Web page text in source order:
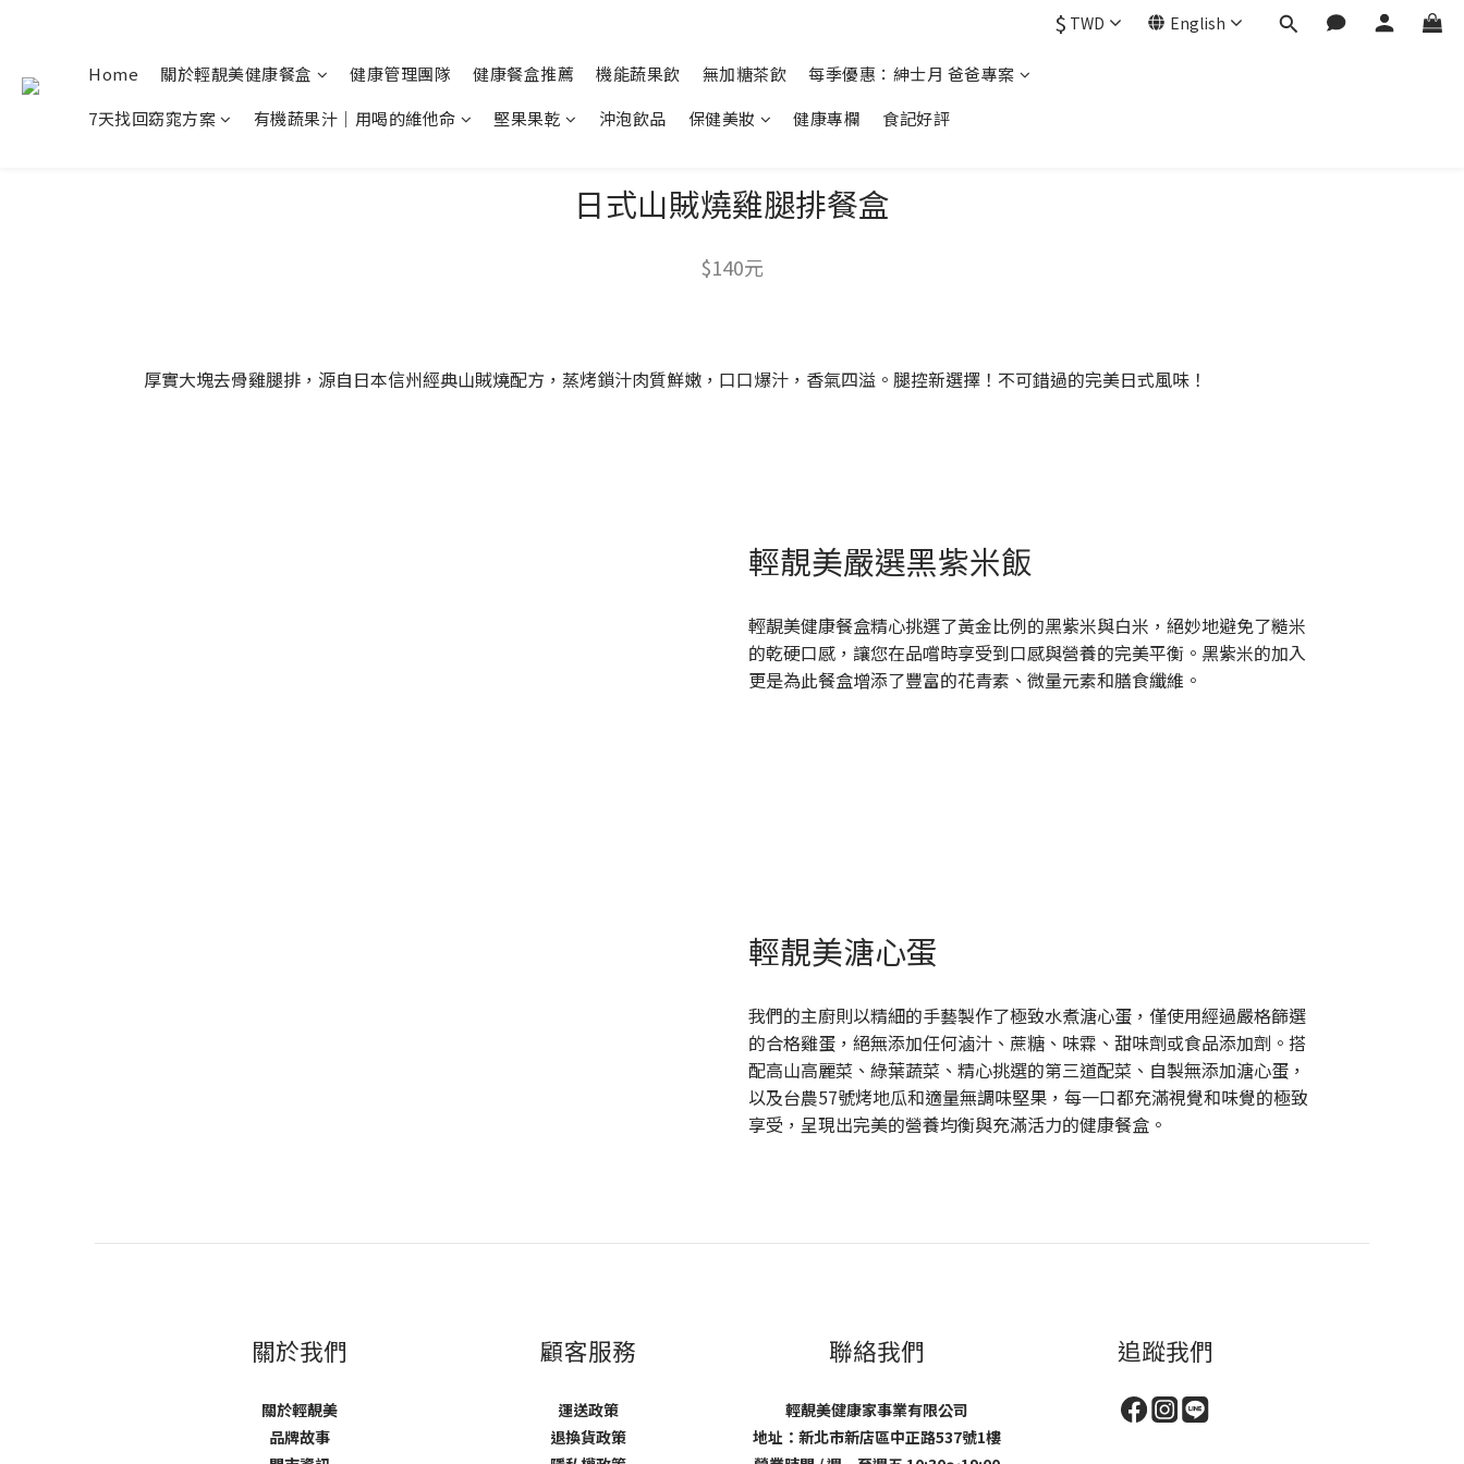
$ TWD English
Home 關於輕靚美健康餐盒 健康管理團隊 健康餐盒推薦 機能蔬果飲 無加糖茶飲
每季優惠：紳士月 爸爸專案
7天找回窈窕方案
有機蔬果汁｜用喝的維他命 堅果果乾 沖泡飲品 保健美妝 健康專欄 食記好評
日式山賊燒雞腿排餐盒
$140元
厚實大塊去骨雞腿排，源自日本信州經典山賊燒配方，蒸烤鎖汁肉質鮮嫩，口口爆汁，香氣四溢。腿控新選擇！不可錯過的完美日式風味！
輕靚美嚴選黑紫米飯
輕靚美健康餐盒精心挑選了黃金比例的黑紫米與白米，絕妙地避免了糙米
的乾硬口感，讓您在品嚐時享受到口感與營養的完美平衡。黑紫米的加入
更是為此餐盒增添了豐富的花青素、微量元素和膳食纖維。
輕靚美溏心蛋
我們的主廚則以精細的手藝製作了極致水煮溏心蛋，僅使用經過嚴格篩選
的合格雞蛋，絕無添加任何滷汁、蔗糖、味霖、甜味劑或食品添加劑。搭
配高山高麗菜、綠葉蔬菜、精心挑選的第三道配菜、自製無添加溏心蛋，
以及台農57號烤地瓜和適量無調味堅果，每一口都充滿視覺和味覺的極致
享受，呈現出完美的營養均衡與充滿活力的健康餐盒。
關於我們
關於輕靚美
品牌故事
顧客服務
運送政策
退換貨政策
聯絡我們
輕靚美健康家事業有限公司
地址：新北市新店區中正路537號1樓
追蹤我們